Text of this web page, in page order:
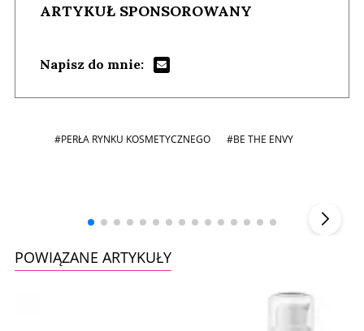
ARTYKUŁ SPONSOROWANY
Napisz do mnie:
#PERŁA RYNKU KOSMETYCZNEGO #BE THE ENVY
POWIĄZANE ARTYKUŁY